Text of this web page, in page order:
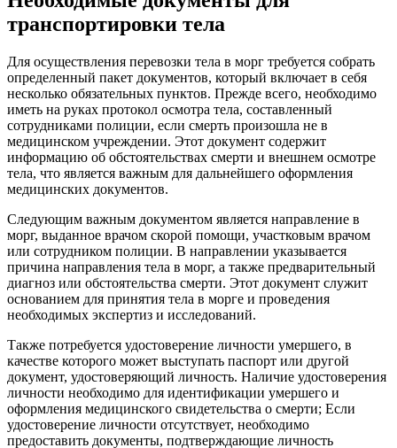
транспортировки тела
Для осуществления перевозки тела в морг требуется собрать
определенный пакет документов, который включает в себя
несколько обязательных пунктов. Прежде всего, необходимо
иметь на руках протокол осмотра тела, составленный
сотрудниками полиции, если смерть произошла не в
медицинском учреждении. Этот документ содержит
информацию об обстоятельствах смерти и внешнем осмотре
тела, что является важным для дальнейшего оформления
медицинских документов.
Следующим важным документом является направление в
морг, выданное врачом скорой помощи, участковым врачом
или сотрудником полиции. В направлении указывается
причина направления тела в морг, а также предварительный
диагноз или обстоятельства смерти. Этот документ служит
основанием для принятия тела в морге и проведения
необходимых экспертиз и исследований.
Также потребуется удостоверение личности умершего, в
качестве которого может выступать паспорт или другой
документ, удостоверяющий личность. Наличие удостоверения
личности необходимо для идентификации умершего и
оформления медицинского свидетельства о смерти; Если
удостоверение личности отсутствует, необходимо
предоставить документы, подтверждающие личность